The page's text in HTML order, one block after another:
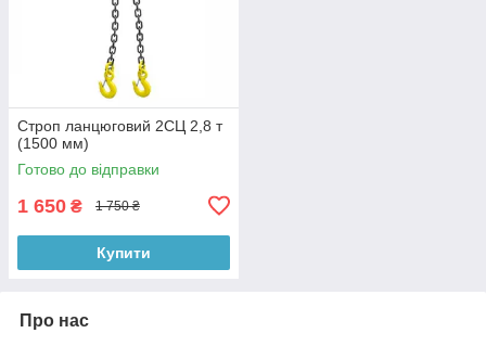
Строп ланцюговий 2СЦ 2,8 т
(1500 мм)
Готово до відправки
1 650 ₴ 1 750 ₴
Купити
Про нас